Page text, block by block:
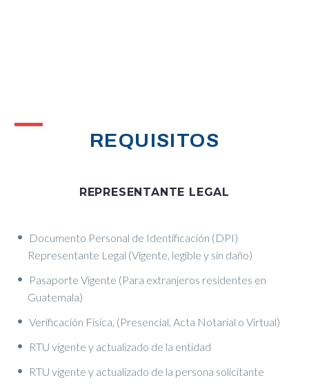
REQUISITOS
REPRESENTANTE LEGAL
Documento Personal de Identificación (DPI)
Representante Legal (Vigente, legible y sin daño)
Pasaporte Vigente (Para extranjeros residentes en
Guatemala)
Verificación Física, (Presencial, Acta Notarial o Virtual)
RTU vigente y actualizado de la entidad
RTU vigente y actualizado de la persona solicitante